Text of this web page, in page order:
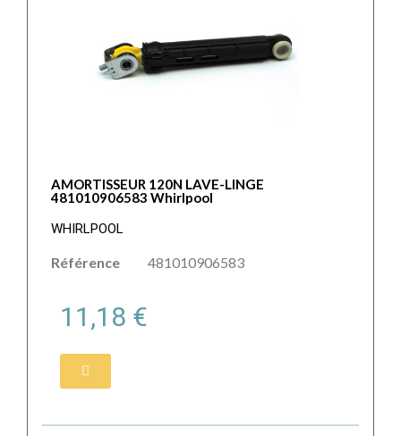
AMORTISSEUR 120N LAVE-LINGE
481010906583 Whirlpool
WHIRLPOOL
Référence 481010906583
11,18 €